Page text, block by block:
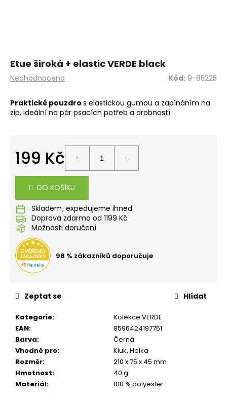
Průměrné
je
0,0
Neohodnoceno
Etue široká + elastic VERDE black
Kód: 9-85225
Praktické pouzdro s elastickou gumou a zapínáním na
zip, ideální na pár psacích potřeb a drobností.
199 Kč
DO KOŠÍKU
Skladem
Doprava zdarma od 1199 Kč
Možnosti doručení
98 % zákazníků doporučuje
Kategorie:
Kolekce VERDE
EAN:
8596424197751
Barva:
Černá
Vhodné pro: Kluk, Holka
Rozměr:
210 x 75 x 45 mm
Hmotnost:
40 g
Materiál: 100 % polyester
Zeptat se Hlídat
?
HLEDAT
o
u
č
e
m
STUDENTSKÝ
BATOH
OXY
SCOOLER
DOTS
PINK
449
Kč